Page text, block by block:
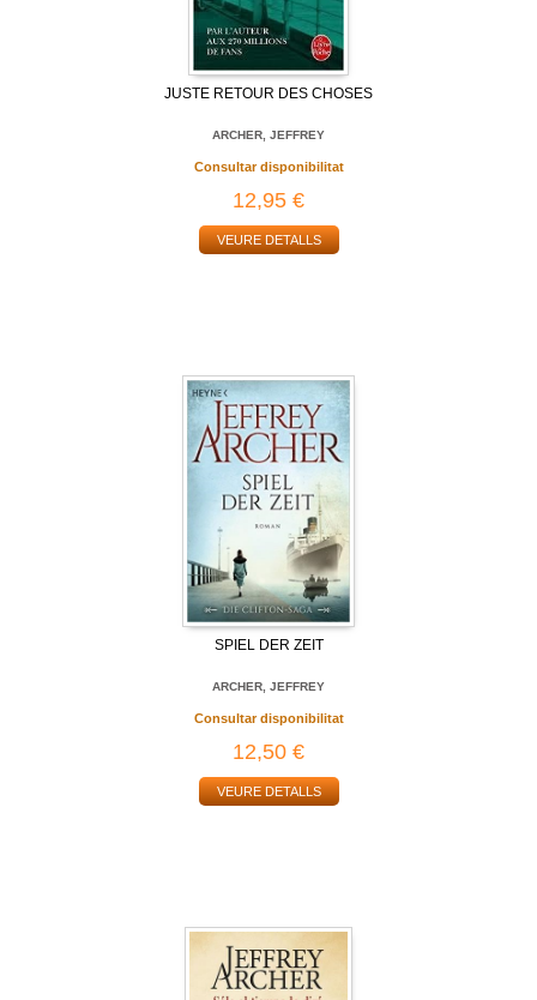
JUSTE RETOUR DES CHOSES
ARCHER, JEFFREY
Consultar disponibilitat
12,95 €
VEURE DETALLS
SPIEL DER ZEIT
ARCHER, JEFFREY
Consultar disponibilitat
12,50 €
VEURE DETALLS